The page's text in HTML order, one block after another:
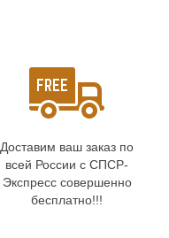
Доставим ваш заказ по
всей России с СПСР-
Экспресс совершенно
бесплатно!!!